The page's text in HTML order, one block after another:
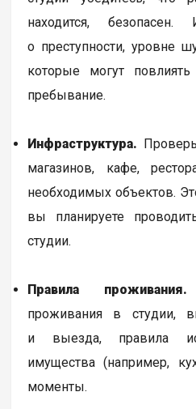
находится,
о преступности, уровне
которые могут
пребывание.
Инфраструктура.
магазинов, кафе,
необходимых объектов.
вы планируете
студии.
Правила проживания.
проживания в студии,
и выезда, правила
имущества (например,
моменты.